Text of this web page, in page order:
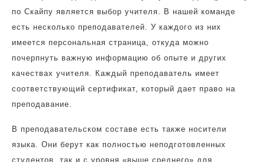
по Скайпу является выбор учителя. В нашей команде
есть несколько преподавателей. У каждого из них
имеется персональная страница, откуда можно
почерпнуть важную информацию об опыте и других
качествах учителя. Каждый преподаватель имеет
соответствующий сертификат, который дает право на
преподавание.
В преподавательском составе есть также носители
языка. Они берут как полностью неподготовленных
студентов, так и с уровня «выше среднего» для